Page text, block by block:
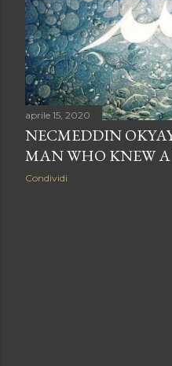
aprile 15, 2020
NECMEDDIN
MAN WHO KNEW
Condividi